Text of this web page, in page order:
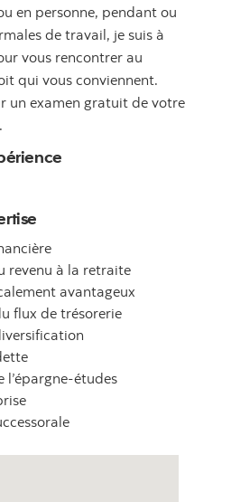
en personne, pendant ou
de travail, je suis à
vous rencontrer au
qui vous conviennent.
un examen gratuit de votre
revenu à la retraite
avantageux
flux de trésorerie
l’épargne-études